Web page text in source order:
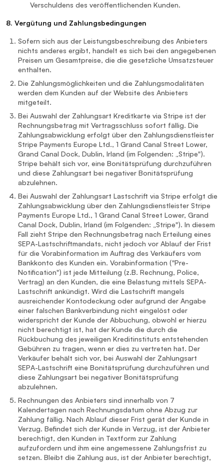
Verschuldens des veröffentlichenden Kunden.
8. Vergütung und Zahlungsbedingungen
Sofern sich aus der Leistungsbeschreibung des Anbieters
nichts anderes ergibt, handelt es sich bei den angegebenen
Preisen um Gesamtpreise, die die gesetzliche Umsatzsteuer
enthalten.
Die Zahlungsmöglichkeiten und die Zahlungsmodalitäten
werden dem Kunden auf der Website des Anbieters
mitgeteilt.
Bei Auswahl der Zahlungsart Kreditkarte via Stripe ist der
Rechnungsbetrag mit Vertragsschluss sofort fällig. Die
Zahlungsabwicklung erfolgt über den Zahlungsdienstleister
Stripe Payments Europe Ltd., 1 Grand Canal Street Lower,
Grand Canal Dock, Dublin, Irland (im Folgenden: „Stripe").
Stripe behält sich vor, eine Bonitätsprüfung durchzuführen
und diese Zahlungsart bei negativer Bonitätsprüfung
abzulehnen.
Bei Auswahl der Zahlungsart Lastschrift via Stripe erfolgt die
Zahlungsabwicklung über den Zahlungsdienstleister Stripe
Payments Europe Ltd., 1 Grand Canal Street Lower, Grand
Canal Dock, Dublin, Irland (im Folgenden: „Stripe"). In diesem
Fall zieht Stripe den Rechnungsbetrag nach Erteilung eines
SEPA-Lastschriftmandats, nicht jedoch vor Ablauf der Frist
für die Vorabinformation im Auftrag des Verkäufers vom
Bankkonto des Kunden ein. Vorabinformation ("Pre-
Notification") ist jede Mitteilung (z.B. Rechnung, Police,
Vertrag) an den Kunden, die eine Belastung mittels SEPA-
Lastschrift ankündigt. Wird die Lastschrift mangels
ausreichender Kontodeckung oder aufgrund der Angabe
einer falschen Bankverbindung nicht eingelöst oder
widerspricht der Kunde der Abbuchung, obwohl er hierzu
nicht berechtigt ist, hat der Kunde die durch die
Rückbuchung des jeweiligen Kreditinstituts entstehenden
Gebühren zu tragen, wenn er dies zu vertreten hat. Der
Verkäufer behält sich vor, bei Auswahl der Zahlungsart
SEPA-Lastschrift eine Bonitätsprüfung durchzuführen und
diese Zahlungsart bei negativer Bonitätsprüfung
abzulehnen.
Rechnungen des Anbieters sind innerhalb von 7
Kalendertagen nach Rechnungsdatum ohne Abzug zur
Zahlung fällig. Nach Ablauf dieser Frist gerät der Kunde in
Verzug. Befindet sich der Kunde in Verzug, ist der Anbieter
berechtigt, den Kunden in Textform zur Zahlung
aufzufordern und ihm eine angemessene Zahlungsfrist zu
setzen. Bleibt die Zahlung aus, ist der Anbieter berechtigt,